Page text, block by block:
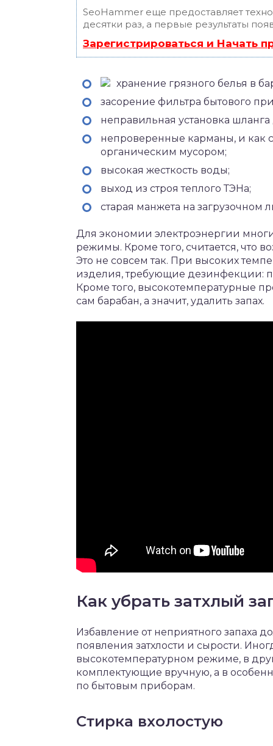
SeoHammer еще предоставляет
десятки раз, а первые результаты
Зарегистрироваться и Начать
хранение грязного белья в
засорение фильтра бытового
неправильная установка
непроверенные карманы, и как
органическим мусором;
высокая жесткость воды;
выход из строя теплого ТЭНа;
старая манжета на загрузочном
Для экономии электроэнергии
режимы. Кроме того, считается, что
Это не совсем так. При высоких
изделия, требующие дезинфекции:
Кроме того, высокотемпературные
сам барабан, а значит, удалить запах.
Как убрать затхлый
Избавление от неприятного запаха
появления затхлости и сырости.
высокотемпературном режиме, в
комплектующие вручную, а в
по бытовым приборам.
Стирка вхолостую